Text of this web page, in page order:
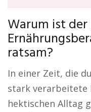
Warum ist
ratsam?
In einer Zeit, die
stark verarbeitete
hektischen Alltag